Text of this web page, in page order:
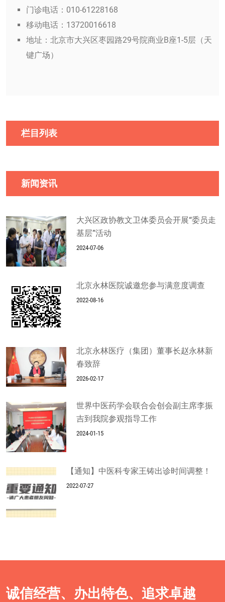
门诊电话：010-61228168
移动电话：13720016618
地址：北京市大兴区枣园路29号院商业B座1-5层（天
键广场）
栏目列表
新闻资讯
大兴区政协教文卫体委员会开展“委员走
基层”活动
2024-07-06
北京永林医院诚邀您参与满意度调查
2022-08-16
北京永林医疗（集团）董事长赵永林新
春致辞
2026-02-17
世界中医药学会联合会创会副主席李振
吉到我院参观指导工作
2024-01-15
【通知】中医科专家王铸出诊时间调整！
2022-07-27
诚信经营、办出特色、追求卓越